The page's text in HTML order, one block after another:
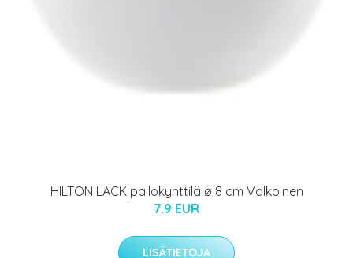
HILTON LACK pallokynttilä ø 8 cm Valkoinen
7.9 EUR
LISÄTIETOJA